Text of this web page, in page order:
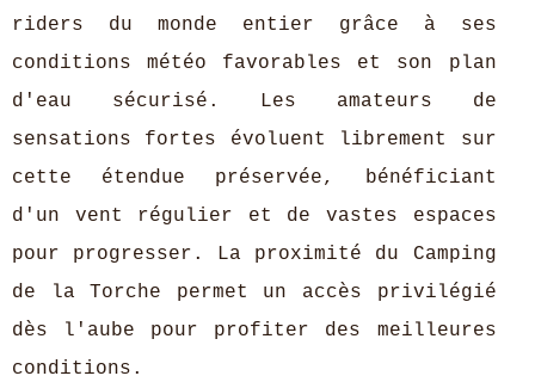
riders du monde entier grâce à ses
conditions météo favorables et son plan
d'eau sécurisé. Les amateurs de
sensations fortes évoluent librement sur
cette étendue préservée, bénéficiant
d'un vent régulier et de vastes espaces
pour progresser. La proximité du Camping
de la Torche permet un accès privilégié
dès l'aube pour profiter des meilleures
conditions.